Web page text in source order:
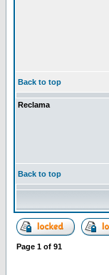
Back to top
Reclama
Back to top
Page 1 of 91